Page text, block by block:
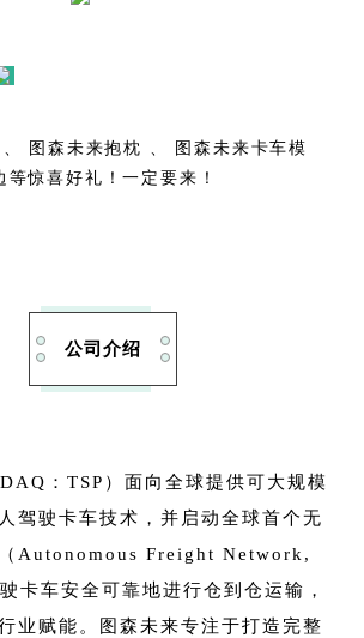
图森未来抱枕 、 图森未来卡车模
惊喜好礼！一定要来！
公司介绍
：TSP）面向全球提供可大规模
驾驶卡车技术，并启动全球首个无
（Autonomous Freight Network,
卡车安全可靠地进行仓到仓运输，
业赋能。图森未来专注于打造完整